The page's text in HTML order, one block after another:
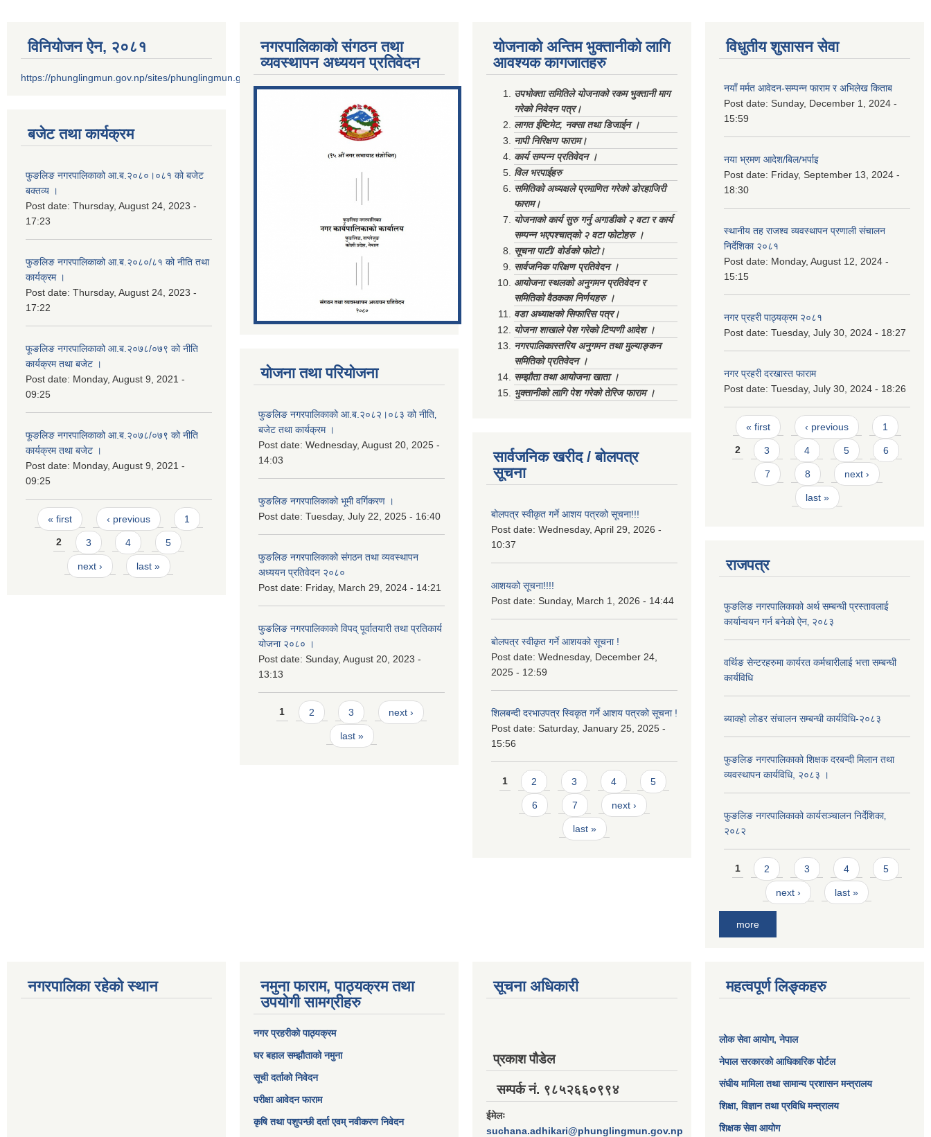
विनियोजन ऐन‚ २०८१
https://phunglingmun.gov.np/sites/phunglingmun.gov.np/files/documents/Al...
बजेट तथा कार्यक्रम
फुङलिङ नगरपालिकाको आ.ब.२०८०।०८१ को बजेट
बक्तव्य ।
Post date: Thursday, August 24, 2023 -
17:23
फुङलिङ नगरपालिकाको आ.ब.२०८०/८१ को नीति तथा
कार्यक्रम ।
Post date: Thursday, August 24, 2023 -
17:22
फूङलिङ नगरपालिकाको आ.ब.२०७८/०७९ को नीति
कार्यक्रम तथा बजेट ।
Post date: Monday, August 9, 2021 -
09:25
फूङलिङ नगरपालिकाको आ.ब.२०७८/०७९ को नीति
कार्यक्रम तथा बजेट ।
Post date: Monday, August 9, 2021 -
09:25
Pages
« first ‹ previous 1
2 3 4 5
next › last »
नगरपालिकाको संगठन तथा
व्यवस्थापन अध्ययन प्रतिवेदन
योजना तथा परियोजना
फुङलिङ नगरपालिकाको आ.ब.२०८२।०८३ को नीति‚
बजेट तथा कार्यक्रम ।
Post date: Wednesday, August 20, 2025 -
14:03
फुङलिङ नगरपालिकाको भूमी वर्गिकरण ।
Post date: Tuesday, July 22, 2025 - 16:40
फुङलिङ नगरपालिकाको संगठन तथा व्यवस्थापन
अध्ययन प्रतिवेदन २०८०
Post date: Friday, March 29, 2024 - 14:21
फुङलिङ नगरपालिकाको विपद् पूर्वातयारी तथा प्रतिकार्य
योजना २०८० ।
Post date: Sunday, August 20, 2023 -
13:13
Pages
1 2 3 next ›
last »
योजनाको अन्तिम भुक्तानीको लागि
आवश्यक कागजातहरु
उपभोक्ता समितिले योजनाको रकम भुक्तानी माग
गरेको निवेदन पत्र।
लागत ईष्टिमेट, नक्सा तथा डिजाईन ।
नापी निरिक्षण फाराम।
कार्य सम्पन्न प्रतिवेदन ।
विल भरपाईहरु
समितिको अध्यक्षले प्रमाणित गरेको डोरहाजिरी
फाराम।
योजनाको कार्य सुरु गर्नु अगाडीको २ वटा र कार्य
सम्पन्न भएपश्चात्‌को २ वटा फोटोहरु ।
सूचना पाटी/ वोर्डको फोटो।
सार्वजनिक परिक्षण प्रतिवेदन ।
आयोजना स्थलको अनुगमन प्रतिवेदन र
समितिको वैठकका निर्णयहरु ।
वडा अध्याक्षको सिफारिस पत्र।
योजना शाखाले पेश गरेको टिप्पणी आदेश ।
नगरपालिकास्तरिय अनुगमन तथा मुल्याङ्कन
समितिको प्रतिवेदन ।
सम्झौता तथा आयोजना खाता ।
भुक्तानीको लागि पेश गरेको तेरिज फाराम ।
सार्वजनिक खरीद / बोलपत्र
सूचना
बोलपत्र स्वीकृत गर्ने आशय पत्रको सूचना!!!
Post date: Wednesday, April 29, 2026 -
10:37
आशयको सूचना!!!!
Post date: Sunday, March 1, 2026 - 14:44
बोलपत्र स्वीकृत गर्ने आशयको सूचना !
Post date: Wednesday, December 24,
2025 - 12:59
शिलबन्दी दरभाउपत्र स्विकृत गर्ने आशय पत्रको सूचना !
Post date: Saturday, January 25, 2025 -
15:56
Pages
1 2 3 4 5
6 7 next ›
last »
विधुतीय शुसासन सेवा
नयाँ मर्मत आवेदन-सम्पन्न फाराम र अभिलेख किताब
Post date: Sunday, December 1, 2024 -
15:59
नया भ्रमण आदेश/बिल/भर्पाइ
Post date: Friday, September 13, 2024 -
18:30
स्थानीय तह राजश्व व्यवस्थापन प्रणाली संचालन
निर्देशिका २०८१
Post date: Monday, August 12, 2024 -
15:15
नगर प्रहरी पाठ्यक्रम २०८१
Post date: Tuesday, July 30, 2024 - 18:27
नगर प्रहरी दरखास्त फाराम
Post date: Tuesday, July 30, 2024 - 18:26
Pages
« first ‹ previous 1
2 3 4 5 6
7 8 next ›
last »
राजपत्र
फुङलिङ नगरपालिकाको अर्थ सम्बन्धी प्रस्तावलाई
कार्यान्वयन गर्न बनेको ऐन‚ २०८३
वर्थिङ सेन्टरहरुमा कार्यरत कर्मचारीलाई भत्ता सम्बन्धी
कार्यविधि
ब्याक्हो लोडर संचालन सम्बन्धी कार्यविधि-२०८३
फुङलिङ नगरपालिकाको शिक्षक दरबन्दी मिलान तथा
व्यवस्थापन कार्यविधि, २०८३ ।
फुङलिङ नगरपालिकाको कार्यसञ्चालन निर्देशिका‚
२०८२
Pages
1 2 3 4 5
next › last »
more
नगरपालिका रहेको स्थान
नमुना फाराम, पाठ्यक्रम तथा
उपयोगी सामग्रीहरु
नगर प्रहरीको पाठ्यक्रम
घर बहाल सम्झौताको नमुना
सूची दर्ताको निवेदन
परीक्षा आवेदन फाराम
कृषि तथा पशुपन्छी दर्ता एवम् नवीकरण निवेदन
सूचना अधिकारी
प्रकाश पौडेल
सम्पर्क नं. ९८५२६६०९९४
ईमेलः
suchana.adhikari@phunglingmun.gov.np
महत्वपूर्ण लिङ्कहरु
लोक सेवा आयोग, नेपाल
नेपाल सरकारको आधिकारिक पोर्टल
संघीय मामिला तथा सामान्य प्रशासन मन्त्रालय
शिक्षा, विज्ञान तथा प्रविधि मन्त्रालय
शिक्षक सेवा आयोग